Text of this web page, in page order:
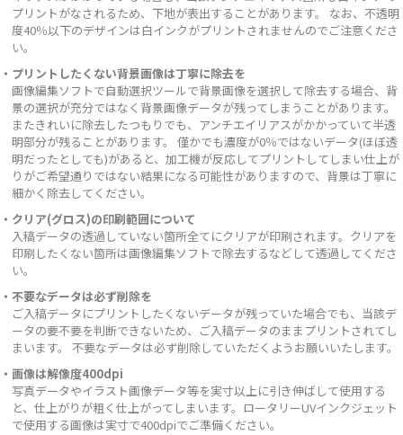
プリントがなされるため、下地が表出することがあります。 なお、不透明
度40％以下のデザインは白インクがプリントされませんのでご注意くださ
い。
・プリントしたくない背景画像は丁寧に除去を
画像編集ソフトで自動選択ツールで背景画像を選択して除去する場合、背
景の選択が充分ではなく背景画像データが残ってしまうことがあります。
またきれいに除去したつもりでも、アンチエイリアスがかかっていて半透
明部分が残ることがあります。 僅かでも濃度が0％ではないデータ(ほぼ透
明だったとしても)があると、加工機が反応してプリントしてしまい仕上が
りがご希望通りではない結果になる可能性がありますので、背景は丁寧に
細かく除去してください。
・クリア(グロス)の印刷範囲について
入稿データの透過していない箇所全てにクリアが印刷されます。クリアを
印刷したくない箇所は画像編集ソフトで除去するなどして透過してくださ
い。
・不要なデータは必ず削除を
ご入稿データにプリントしたくないデータが残っていた場合でも、当該デ
ータの要不要を判断できないため、ご入稿データのままプリントされてし
まいます。 不要なデータは必ず削除していただくようお願いいたします。
・画像は解像度400dpi
写真データやイラスト画像データ等を実寸以上に引き伸ばして使用する
と、仕上がりが粗く仕上がってしまいます。ロータリーUVインクジェット
で使用する画像は実寸で400dpiでご準備ください。